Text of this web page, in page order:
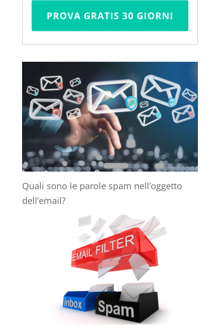
Quali sono le parole spam nell’oggetto
dell’email?